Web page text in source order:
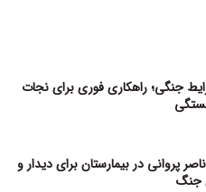
جنگی؛ راهکاری فوری برای نجات
پروانی در بیمارستان برای دیدار و
جنگ